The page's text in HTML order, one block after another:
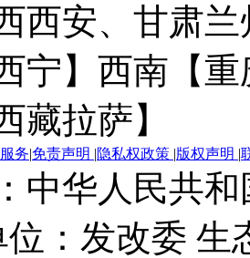
西安、甘肃
宁】 西南【
藏拉萨】
务|免责声明 |隐私权政策 |版权声明 |
中华人民共
：发改委 生